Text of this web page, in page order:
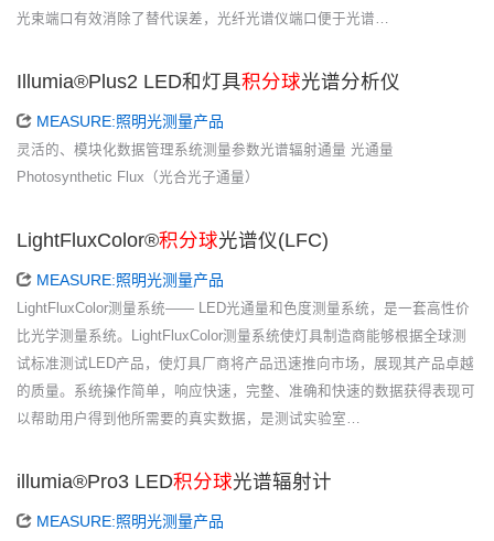
光束端口有效消除了替代误差，光纤光谱仪端口便于光谱…
Illumia®Plus2 LED和灯具积分球光谱分析仪
MEASURE:照明光测量产品
灵活的、模块化数据管理系统测量参数光谱辐射通量 光通量
Photosynthetic Flux（光合光子通量）
LightFluxColor®积分球光谱仪(LFC)
MEASURE:照明光测量产品
LightFluxColor测量系统—— LED光通量和色度测量系统，是一套高性价
比光学测量系统。LightFluxColor测量系统使灯具制造商能够根据全球测
试标准测试LED产品，使灯具厂商将产品迅速推向市场，展现其产品卓越
的质量。系统操作简单，响应快速，完整、准确和快速的数据获得表现可
以帮助用户得到他所需要的真实数据，是测试实验室…
illumia®Pro3 LED积分球光谱辐射计
MEASURE:照明光测量产品